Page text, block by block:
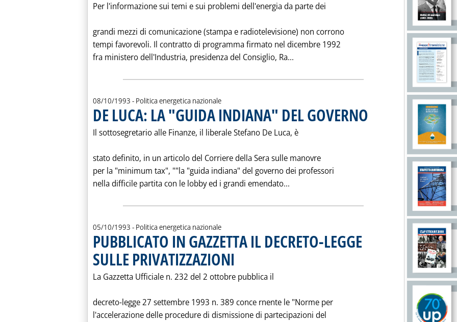
Per l'informazione sui temi e sui problemi dell'energia da parte dei
grandi mezzi di comunicazione (stampa e radiotelevisione) non corrono
tempi favorevoli. Il contratto di programma firmato nel dicembre 1992
fra ministero dell'Industria, presidenza del Consiglio, Ra... Leggi tutta la notizia: 'I "MASS MEDIA" E
08/10/1993 - Politica energetica nazionale
DE LUCA: LA "GUIDA INDIANA" DEL GOVERNO . Pubblicata venerdì 08 ottobre 1993
Il sottosegretario alle Finanze, il liberale Stefano De Luca, è
stato definito, in un articolo del Corriere della Sera sulle manovre
per la "minimum tax", ""la "guida indiana" del governo dei professori
nella difficile partita con le lobby ed i grandi emendato... Leggi tutta la notizia: 'DE LUCA: LA "GUIDA
05/10/1993 - Politica energetica nazionale
PUBBLICATO IN GAZZETTA IL DECRETO-LEGGE
SULLE PRIVATIZZAZIONI
La Gazzetta Ufficiale n. 232 del 2 ottobre pubblica il
decreto-legge 27 settembre 1993 n. 389 conce rnente le "Norme per
l'accelerazione delle procedure di dismissione di partecipazioni del